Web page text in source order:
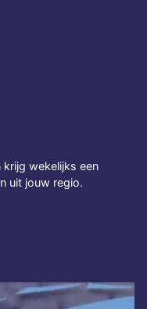
wekelijks een
uit jouw regio.